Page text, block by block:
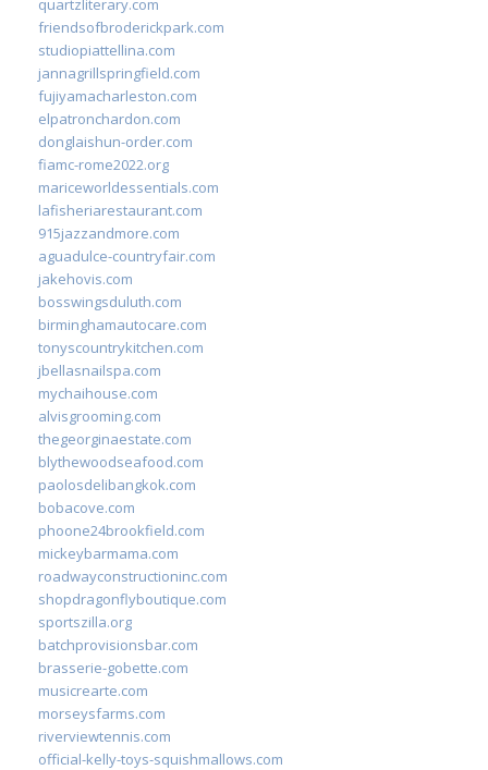
friendsofbroderickpark.com
studiopiattellina.com
jannagrillspringfield.com
fujiyamacharleston.com
elpatronchardon.com
donglaishun-order.com
fiamc-rome2022.org
mariceworldessentials.com
lafisheriarestaurant.com
915jazzandmore.com
aguadulce-countryfair.com
jakehovis.com
bosswingsduluth.com
birminghamautocare.com
tonyscountrykitchen.com
jbellasnailspa.com
mychaihouse.com
alvisgrooming.com
thegeorginaestate.com
blythewoodseafood.com
paolosdelibangkok.com
bobacove.com
phoone24brookfield.com
mickeybarmama.com
roadwayconstructioninc.com
shopdragonflyboutique.com
sportszilla.org
batchprovisionsbar.com
brasserie-gobette.com
musicrearte.com
morseysfarms.com
riverviewtennis.com
official-kelly-toys-squishmallows.com